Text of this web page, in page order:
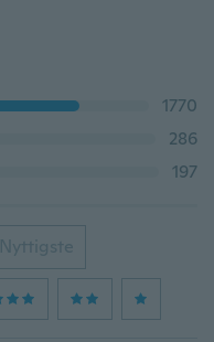
1770
286
197
Nyttigste